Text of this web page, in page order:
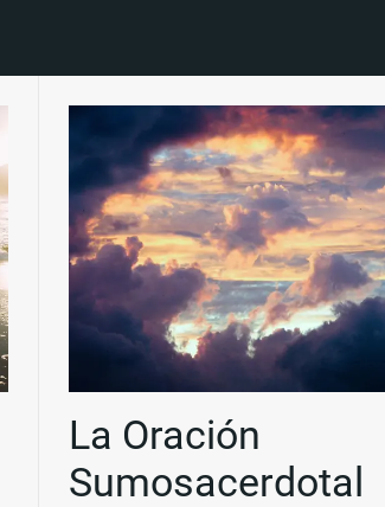
La Oración
Sumosacerdotal